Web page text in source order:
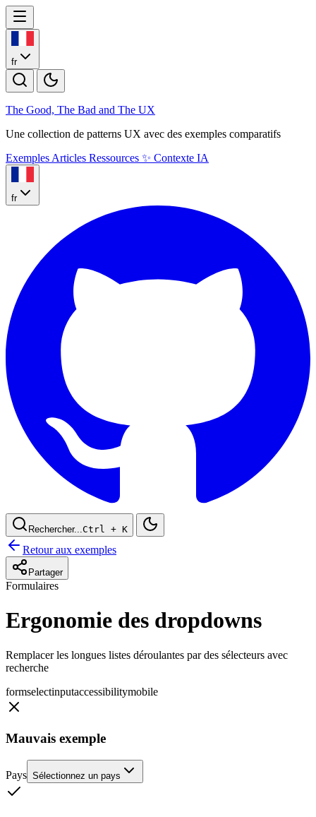
fr
The Good, The Bad and The UX
Une collection de patterns UX avec des exemples comparatifs
Exemples Articles Ressources ✨ Contexte IA
fr
Rechercher... Ctrl + K
Retour aux exemples
Partager
Formulaires
Ergonomie des dropdowns
Remplacer les longues listes déroulantes par des sélecteurs avec
recherche
formselectinputaccessibilitymobile
Mauvais exemple
Pays Sélectionnez un pays